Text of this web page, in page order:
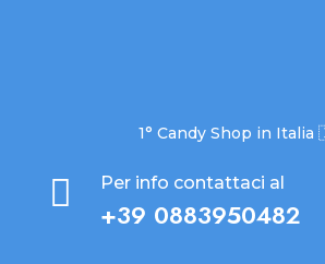
1° Candy Shop in
 Per info contattaci al
+39 0883950482